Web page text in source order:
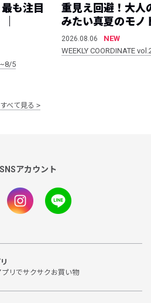
最も注目
5
重見え回避！大人
みたい真夏のモノ
2026.08.06
NEW
WEEKLY COORDINATE
すべて見る
アカウント
リでサクサクお買い物